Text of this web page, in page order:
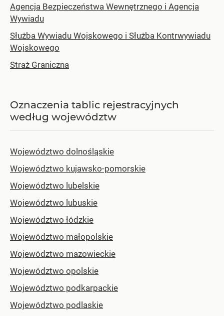
Agencja Bezpieczeństwa Wewnętrznego i Agencja
Wywiadu
Służba Wywiadu Wojskowego i Służba Kontrwywiadu
Wojskowego
Straż Graniczna
Oznaczenia tablic rejestracyjnych
według województw
Województwo dolnośląskie
Województwo kujawsko-pomorskie
Województwo lubelskie
Województwo lubuskie
Województwo łódzkie
Województwo małopolskie
Województwo mazowieckie
Województwo opolskie
Województwo podkarpackie
Województwo podlaskie